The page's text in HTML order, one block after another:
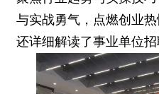
与实战勇气，点燃创业
还详细解读了事业单位招